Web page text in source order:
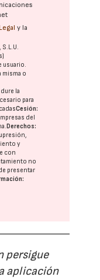
y la
usuario.
misma o
la
para
Cesión:
del
Derechos:
y
con
no
presentar
persigue
aplicación